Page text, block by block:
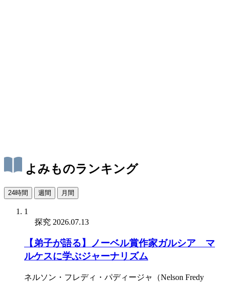
よみものランキング
24時間 週間 月間
1
探究 2026.07.13
【弟子が語る】ノーベル賞作家ガルシア゠マ
ルケスに学ぶジャーナリズム
ネルソン・フレディ・パディージャ（Nelson Fredy